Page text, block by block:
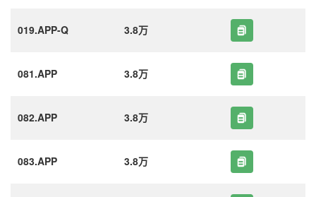
019.APP-Q 3.8万
081.APP 3.8万
082.APP 3.8万
083.APP 3.8万